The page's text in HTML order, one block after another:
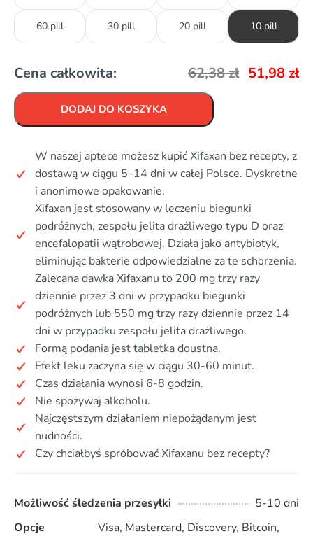
60 pill 30 pill 20 pill 10 pill
Cena całkowita: 62,38zł 51,98 zł
DODAJ DO KOSZYKA
W naszej aptece możesz kupić Xifaxan bez recepty, z
dostawą w ciągu 5–14 dni w całej Polsce. Dyskretne
i anonimowe opakowanie.
Xifaxan jest stosowany w leczeniu biegunki
podróżnych, zespołu jelita drażliwego typu D oraz
encefalopatii wątrobowej. Działa jako antybiotyk,
eliminując bakterie odpowiedzialne za te schorzenia.
Zalecana dawka Xifaxanu to 200 mg trzy razy
dziennie przez 3 dni w przypadku biegunki
podróżnych lub 550 mg trzy razy dziennie przez 14
dni w przypadku zespołu jelita drażliwego.
Formą podania jest tabletka doustna.
Efekt leku zaczyna się w ciągu 30-60 minut.
Czas działania wynosi 6-8 godzin.
Nie spożywaj alkoholu.
Najczęstszym działaniem niepożądanym jest
nudności.
Czy chciałbyś spróbować Xifaxanu bez recepty?
Możliwość śledzenia przesyłki
5-10 dni
Opcje
Visa, Mastercard, Discovery, Bitcoin,